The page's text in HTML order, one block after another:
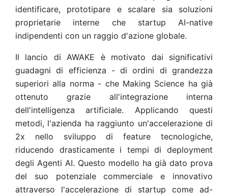
identificare, prototipare e scalare sia soluzioni
proprietarie interne che startup AI-native
indipendenti con un raggio d'azione globale.
Il lancio di AWAKE è motivato dai significativi
guadagni di efficienza - di ordini di grandezza
superiori alla norma - che Making Science ha già
ottenuto grazie all'integrazione interna
dell'intelligenza artificiale. Applicando questi
metodi, l'azienda ha raggiunto un'accelerazione di
2x nello sviluppo di feature tecnologiche,
riducendo drasticamente i tempi di deployment
degli Agenti AI. Questo modello ha già dato prova
del suo potenziale commerciale e innovativo
attraverso l'accelerazione di startup come ad-